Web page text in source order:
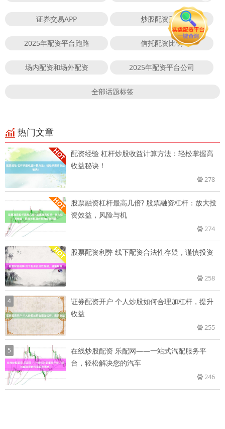
证券交易APP 炒股配资开户
2025年配资平台跑路 信托配资比例
场内配资和场外配资 2025年配资平台公司
全部话题标签
热门文章
配资经验 杠杆炒股收益计算方法：轻松掌握高
收益秘诀！
278
股票融资杠杆最高几倍? 股票融资杠杆：放大投
资效益，风险与机
274
股票配资利弊 线下配资合法性存疑，谨慎投资
258
4
证券配资开户 个人炒股如何合理加杠杆，提升
收益
255
5
在线炒股配资 乐配网——一站式汽配服务平
台，轻松解决您的汽车
246